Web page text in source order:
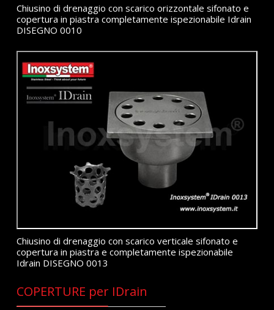
Chiusino di drenaggio con scarico orizzontale sifonato e
copertura in piastra completamente ispezionabile Idrain
DISEGNO 0010
Chiusino di drenaggio con scarico verticale sifonato e
copertura in piastra e completamente ispezionabile
Idrain DISEGNO 0013
COPERTURE per IDrain